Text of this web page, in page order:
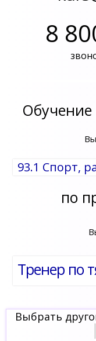
8
Обучение
93.1 Спорт,
по
Тренер по
Выбрать